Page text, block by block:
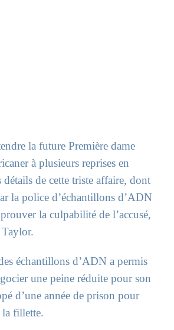
la future Première dame
à plusieurs reprises en
détails de cette triste affaire, dont
la police d’échantillons d’ADN
la culpabilité de l’accusé,
échantillons d’ADN a permis
une peine réduite pour son
d’une année de prison pour
la fillette.